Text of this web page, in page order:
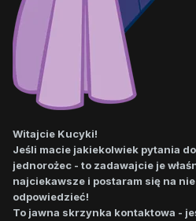
Witajcie Kucyki!
Jeśli macie jakiekolwiek pytania
jednorożec - to zadawajcie je
najciekawsze i postaram się na
odpowiedzieć!
To jawna skrzynka kontaktowa -